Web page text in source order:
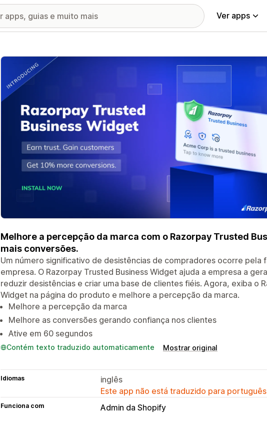
Ver apps
Galeria de imagens em destaque
Melhore a percepção da marca com o Razorpay Trusted
mais conversões.
Um número significativo de desistências de compradores ocorre pela
empresa. O Razorpay Trusted Business Widget ajuda a empresa a
reduzir desistências e criar uma base de clientes fiéis. Agora, exiba o
Widget na página do produto e melhore a percepção da marca.
Melhore a percepção da marca
Melhore as conversões gerando confiança nos clientes
Ative em 60 segundos
Contém texto traduzido automaticamente Mostrar original
Idiomas
inglês
Este app não está traduzido para
Funciona com Admin da Shopify